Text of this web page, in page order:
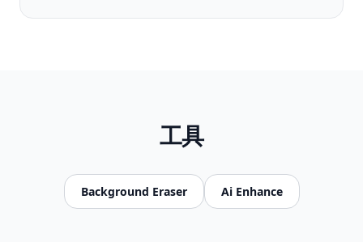
工具
Background Eraser Ai Enhance